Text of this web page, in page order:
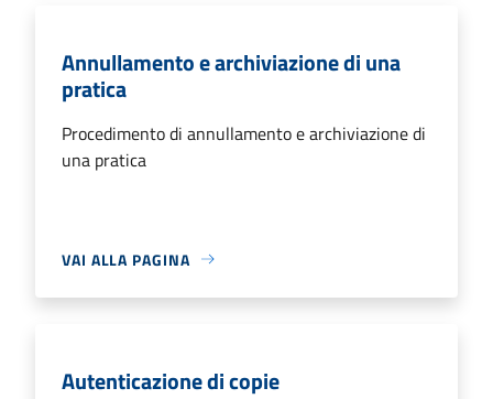
Annullamento e archiviazione di una
pratica
Procedimento di annullamento e archiviazione di
una pratica
VAI ALLA PAGINA
Autenticazione di copie